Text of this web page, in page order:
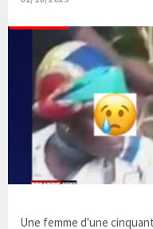
Une femme d'une